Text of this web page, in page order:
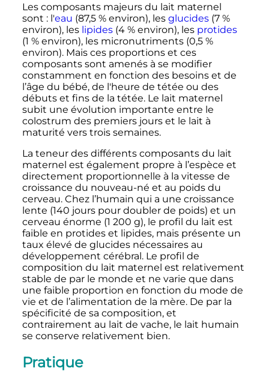
Les composants majeurs du lait maternel
sont : l'eau (87,5 % environ), les glucides(7 %
environ), les lipides(4 % environ), les protides
(1 % environ), les micronutriments (0,5 %
environ). Mais ces proportions et ces
composants sont amenés à se modifier
constamment en fonction des besoins et de
l’âge du bébé, de l'heure de tétée ou des
débuts et fins de la tétée. Le lait maternel
subit une évolution importante entre le
colostrum des premiers jours et le lait à
maturité vers trois semaines.
La teneur des différents composants du lait
maternel est également propre à l’espèce et
directement proportionnelle à la vitesse de
croissance du nouveau-né et au poids du
cerveau. Chez l’humain qui a une croissance
lente (140 jours pour doubler de poids) et un
cerveau énorme (1 200 g), le profil du lait est
faible en protides et lipides, mais présente un
taux élevé de glucides nécessaires au
développement cérébral. Le profil de
composition du lait maternel est relativement
stable de par le monde et ne varie que dans
une faible proportion en fonction du mode de
vie et de l’alimentation de la mère. De par la
spécificité de sa composition, et
contrairement au lait de vache, le lait humain
se conserve relativement bien.
Pratique